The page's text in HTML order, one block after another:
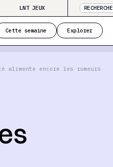
LNT JEUX RECHERCHE
Cette semaine Explorer
alimente encore les rumeurs